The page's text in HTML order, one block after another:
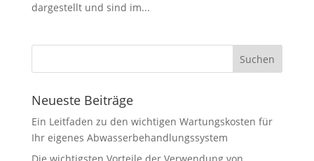
dargestellt und sind im...
Neueste Beiträge
Ein Leitfaden zu den wichtigen Wartungskosten für
Ihr eigenes Abwasserbehandlungssystem